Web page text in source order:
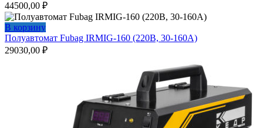
44500,00 ₽
В корзину
Полуавтомат Fubag IRMIG-160 (220В, 30-160А)
29030,00 ₽